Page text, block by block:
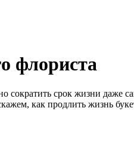
флориста
сократить срок жизни даже
как продлить жизнь